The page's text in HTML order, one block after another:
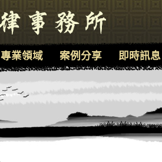
專業領域 案例分享 即時訊息